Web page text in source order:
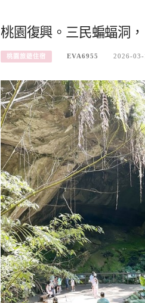
桃園復興。三民蝙蝠洞
桃園旅遊住宿 EVA6955 2026-03-